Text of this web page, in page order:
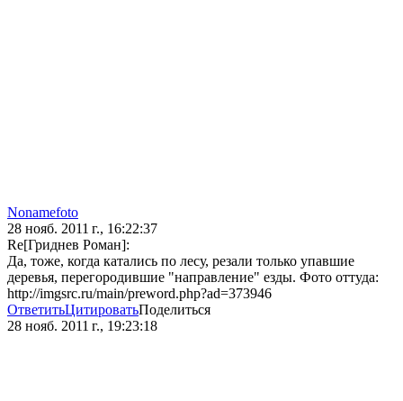
Nonamefoto
28 нояб. 2011 г., 16:22:37
Re[Гриднев Роман]:
Да, тоже, когда катались по лесу, резали только упавшие
деревья, перегородившие "направление" езды. Фото оттуда:
http://imgsrc.ru/main/preword.php?ad=373946
ОтветитьЦитироватьПоделиться
28 нояб. 2011 г., 19:23:18